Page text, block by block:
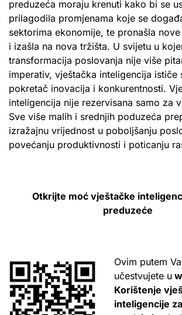
preduzeća moraju krenuti kako bi se
prilagodila promjenama koje se
sektorima ekonomije, te pronašla
i izašla na nova tržišta. U svijetu u
transformacija poslovanja nije više
imperativ, vještačka inteligencija ističe
pokretač inovacija i konkurentnosti.
inteligencija nije rezervisana samo za
Sve više malih i srednjih poduzeća
izražajnu vrijednost u poboljšanju
povećanju produktivnosti i poticanju
Otkrijte moć vještačke
preduzeće
Ovim putem
učestvujete u
Korištenje
inteligencije